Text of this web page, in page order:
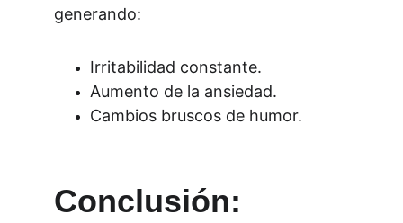
generando:
Irritabilidad constante.
Aumento de la ansiedad.
Cambios bruscos de humor.
Conclusión: